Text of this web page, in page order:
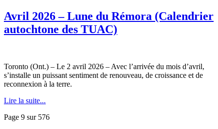
Avril 2026 – Lune du Rémora (Calendrier
autochtone des TUAC)
Toronto (Ont.) – Le 2 avril 2026 – Avec l’arrivée du mois d’avril,
s’installe un puissant sentiment de renouveau, de croissance et de
reconnexion à la terre.
Lire la suite...
Page 9 sur 576